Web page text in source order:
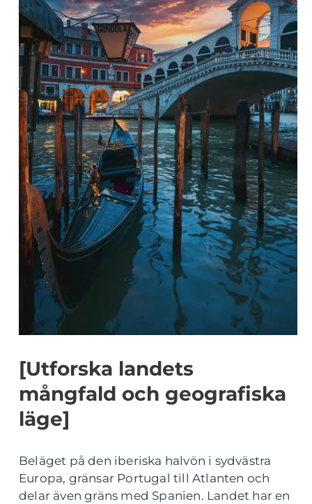
[Utforska landets
mångfald och geografiska
läge]
Beläget på den iberiska halvön i sydvästra
Europa, gränsar Portugal till Atlanten och
delar även gräns med Spanien. Landet har en